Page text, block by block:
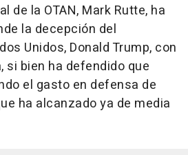
de la OTAN, Mark Rutte, ha
la decepción del
Unidos, Donald Trump, con
si bien ha defendido que
el gasto en defensa de
ha alcanzado ya de media